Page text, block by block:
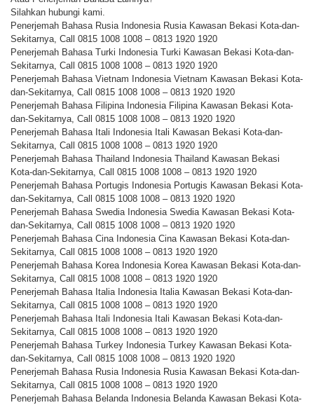
Silahkan hubungi kami.
Penerjemah Bahasa Rusia Indonesia Rusia Kawasan Bekasi Kota-dan-
Sekitarnya, Call 0815 1008 1008 – 0813 1920 1920
Penerjemah Bahasa Turki Indonesia Turki Kawasan Bekasi Kota-dan-
Sekitarnya, Call 0815 1008 1008 – 0813 1920 1920
Penerjemah Bahasa Vietnam Indonesia Vietnam Kawasan Bekasi Kota-
dan-Sekitarnya, Call 0815 1008 1008 – 0813 1920 1920
Penerjemah Bahasa Filipina Indonesia Filipina Kawasan Bekasi Kota-
dan-Sekitarnya, Call 0815 1008 1008 – 0813 1920 1920
Penerjemah Bahasa Itali Indonesia Itali Kawasan Bekasi Kota-dan-
Sekitarnya, Call 0815 1008 1008 – 0813 1920 1920
Penerjemah Bahasa Thailand Indonesia Thailand Kawasan Bekasi
Kota-dan-Sekitarnya, Call 0815 1008 1008 – 0813 1920 1920
Penerjemah Bahasa Portugis Indonesia Portugis Kawasan Bekasi Kota-
dan-Sekitarnya, Call 0815 1008 1008 – 0813 1920 1920
Penerjemah Bahasa Swedia Indonesia Swedia Kawasan Bekasi Kota-
dan-Sekitarnya, Call 0815 1008 1008 – 0813 1920 1920
Penerjemah Bahasa Cina Indonesia Cina Kawasan Bekasi Kota-dan-
Sekitarnya, Call 0815 1008 1008 – 0813 1920 1920
Penerjemah Bahasa Korea Indonesia Korea Kawasan Bekasi Kota-dan-
Sekitarnya, Call 0815 1008 1008 – 0813 1920 1920
Penerjemah Bahasa Italia Indonesia Italia Kawasan Bekasi Kota-dan-
Sekitarnya, Call 0815 1008 1008 – 0813 1920 1920
Penerjemah Bahasa Itali Indonesia Itali Kawasan Bekasi Kota-dan-
Sekitarnya, Call 0815 1008 1008 – 0813 1920 1920
Penerjemah Bahasa Turkey Indonesia Turkey Kawasan Bekasi Kota-
dan-Sekitarnya, Call 0815 1008 1008 – 0813 1920 1920
Penerjemah Bahasa Rusia Indonesia Rusia Kawasan Bekasi Kota-dan-
Sekitarnya, Call 0815 1008 1008 – 0813 1920 1920
Penerjemah Bahasa Belanda Indonesia Belanda Kawasan Bekasi Kota-